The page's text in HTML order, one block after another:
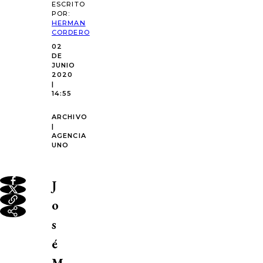
ESCRITO
POR:
HERMAN
CORDERO
02
DE
JUNIO
2020
|
14:55
ARCHIVO
|
AGENCIA
UNO
J
o
s
é